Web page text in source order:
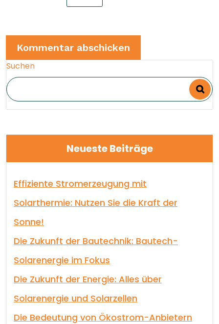
Suchen
Neueste Beiträge
Effiziente Stromerzeugung mit
Solarthermie: Nutzen Sie die Kraft der
Sonne!
Die Zukunft der Bautechnik: Bautech-
Solarenergie im Fokus
Die Zukunft der Energie: Alles über
Solarenergie und Solarzellen
Die Bedeutung von Ökostrom-Anbietern